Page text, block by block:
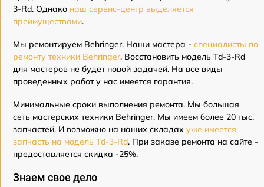
3-Rd. Однако наш сервис-центр выделяется
преимуществами.
Мы ремонтируем Behringer. Наши мастера - специалисты по
ремонту техники Behringer. Восстановить модель Td-3-Rd
для мастеров не будет новой задачей. На все виды
проведенных работ у нас имеется гарантия.
Минимальные сроки выполнения ремонта. Мы большая
сеть мастерских техники Behringer. Мы имеем более 20 тыс.
запчастей. И возможно на наших складах уже имеется
запчасть на модель Td-3-Rd. При заказе ремонта на сайте -
предоставляется скидка -25%.
Знаем свое дело